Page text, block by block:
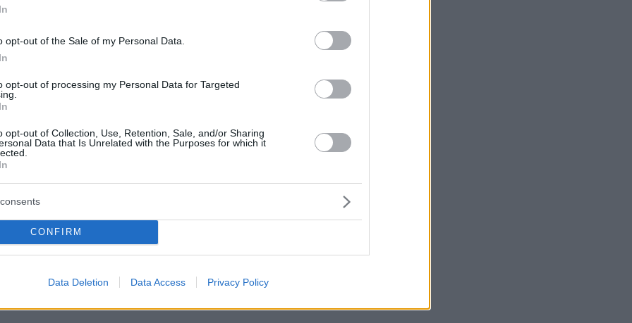
opt-out of the Sale of my Personal Data.
opt-out of processing my Personal Data for Targeted
opt-out of Collection, Use, Retention, Sale, and/or Sharing
Data that Is Unrelated with the Purposes for which it
CONFIRM
Data Deletion Data Access Privacy Policy
την επιφανειακότητα αυτής της δουλειάς,
αυτό, δεν μπορείς παρά να
και την επιφανειακότητα του πολιτισμού
έκανε και στη σειρά Gossip Girl,
ότι συνέβαλε στη διαιώνιση
προτύπων ομορφιάς και στην ενίσχυση
των ανθρώπων για την εξωτερική τους
νόημά της, ο τρόπος που φαινόμασταν όλοι.
ιδιαίτερα αυτή η επιφανειακή διάσταση
και ο τρόπος που με έβλεπαν».